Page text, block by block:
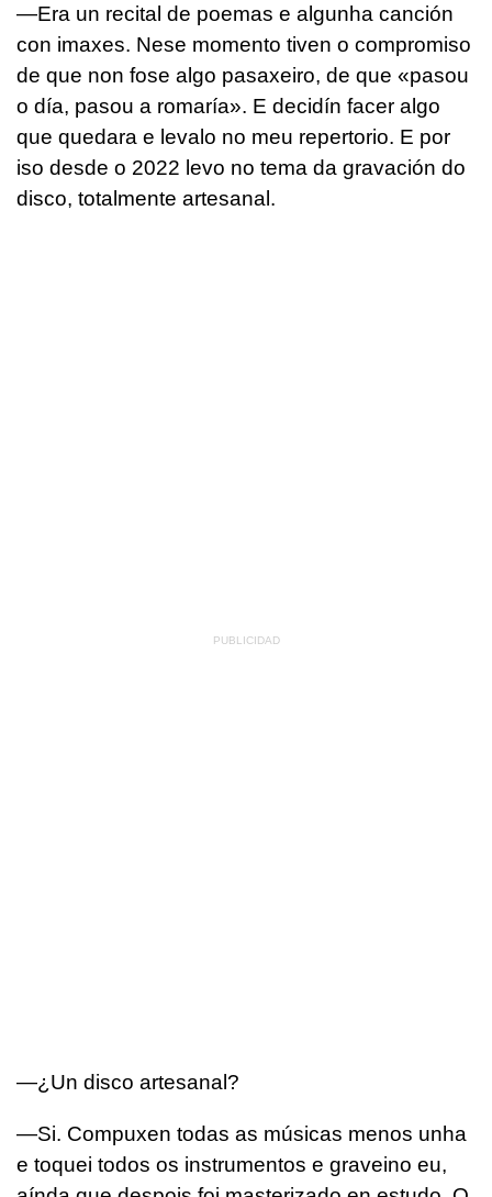
—Era un recital de poemas e algunha canción
con imaxes. Nese momento tiven o compromiso
de que non fose algo pasaxeiro, de que «pasou
o día, pasou a romaría». E decidín facer algo
que quedara e levalo no meu repertorio. E por
iso desde o 2022 levo no tema da gravación do
disco, totalmente artesanal.
—¿Un disco artesanal?
—Si. Compuxen todas as músicas menos unha
e toquei todos os instrumentos e graveino eu,